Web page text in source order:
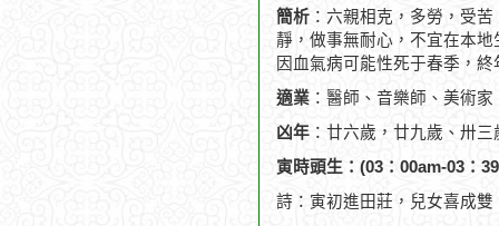
簡析 ：六親相克，多勞，受
靜，做事無耐心，不宜在本
因血氣病可能性死于春季，終
適業 ：醫師、音樂師、美術
凶年 ：廿六歲，廿九歲、卅
寅時頭生：(03：00am-03：
詩：寅初進田莊，兒女喜成